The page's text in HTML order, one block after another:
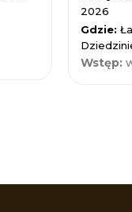
2026
Gdzie:
Wstęp: